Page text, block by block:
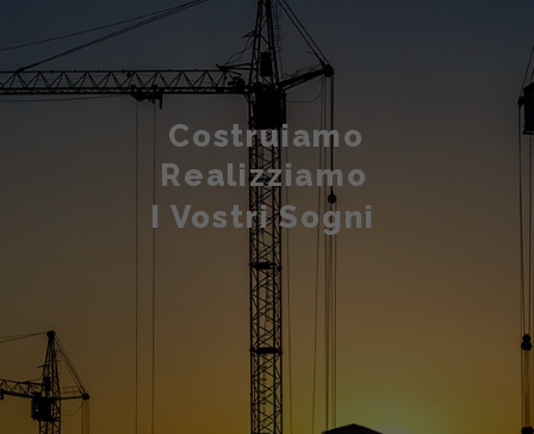
Costruiamo
Realizziamo
I Vostri Sogni